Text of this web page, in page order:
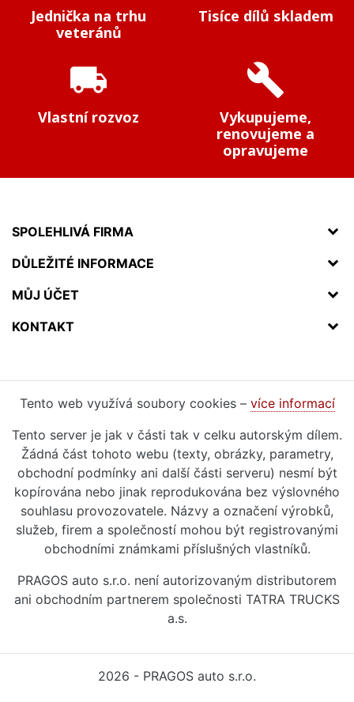
Jednička na trhu
veteránů
Tisíce dílů skladem
local_shipping
Vlastní rozvoz
build
Vykupujeme,
renovujeme a
opravujeme
SPOLEHLIVÁ FIRMA
DŮLEŽITÉ INFORMACE
MŮJ ÚČET
KONTAKT
Tento web využívá soubory cookies – více informací
Tento server je jak v části tak v celku autorským dílem.
Žádná část tohoto webu (texty, obrázky, parametry,
obchodní podmínky ani další části serveru) nesmí být
kopírována nebo jinak reprodukována bez výslovného
souhlasu provozovatele. Názvy a označení výrobků,
služeb, firem a společností mohou být registrovanými
obchodními známkami příslušných vlastníků.
PRAGOS auto s.r.o. není autorizovaným distributorem
ani obchodním partnerem společnosti TATRA TRUCKS
a.s.
2026 - PRAGOS auto s.r.o.